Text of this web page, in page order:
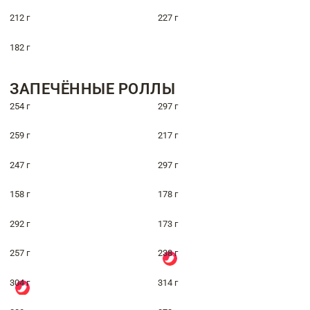
212 г 227 г
182 г
ЗАПЕЧЁННЫЕ РОЛЛЫ
254 г 297 г
259 г 217 г
247 г 297 г
158 г 178 г
292 г 173 г
257 г 238 г
304 г 314 г